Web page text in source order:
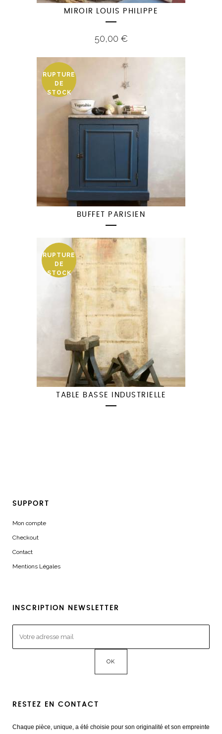
MIROIR LOUIS PHILIPPE
50,00 €
RUPTURE
DE
STOCK
BUFFET PARISIEN
RUPTURE
DE
STOCK
TABLE BASSE INDUSTRIELLE
SUPPORT
Mon compte
Checkout
Contact
Mentions Légales
INSCRIPTION NEWSLETTER
RESTEZ EN CONTACT
Chaque pièce, unique, a été choisie pour son originalité et son empreinte